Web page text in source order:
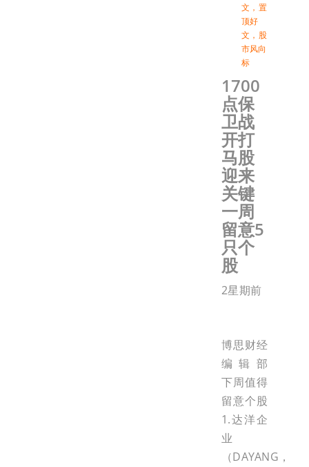
文 ， 置
顶好
文 ， 股
市风向
标
1700
点保
卫战
开打
马股
迎来
关键
一周
留意5
只个
股
2星期前
博思财经
编辑部
下周值得
留意个股
1.达洋企
业
（DAYANG，